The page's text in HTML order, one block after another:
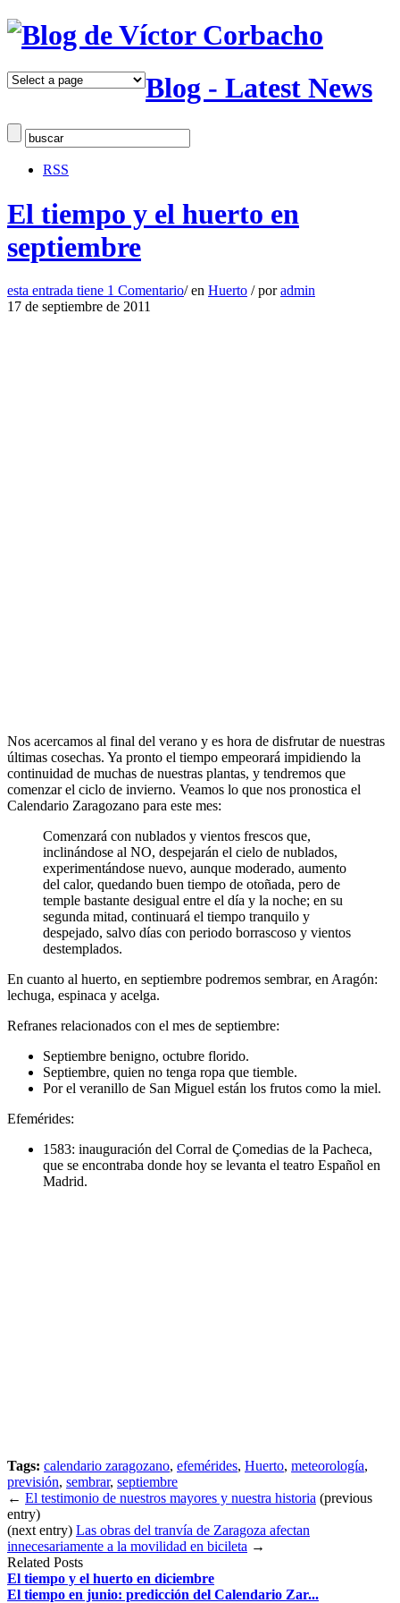
Blog - Latest News
RSS
El tiempo y el huerto en
septiembre
esta entrada tiene 1 Comentario/ en Huerto / poradmin
17 de septiembre de 2011
Nos acercamos al final del verano y es hora de disfrutar de nuestras
últimas cosechas. Ya pronto el tiempo empeorará impidiendo la
continuidad de muchas de nuestras plantas, y tendremos que
comenzar el ciclo de invierno. Veamos lo que nos pronostica el
Calendario Zaragozano para este mes:
Comenzará con nublados y vientos frescos que,
inclinándose al NO, despejarán el cielo de nublados,
experimentándose nuevo, aunque moderado, aumento
del calor, quedando buen tiempo de otoñada, pero de
temple bastante desigual entre el día y la noche; en su
segunda mitad, continuará el tiempo tranquilo y
despejado, salvo días con periodo borrascoso y vientos
destemplados.
En cuanto al huerto, en septiembre podremos sembrar, en Aragón:
lechuga, espinaca y acelga.
Refranes relacionados con el mes de septiembre:
Septiembre benigno, octubre florido.
Septiembre, quien no tenga ropa que tiemble.
Por el veranillo de San Miguel están los frutos como la miel.
Efemérides:
1583: inauguración del Corral de Çomedias de la Pacheca,
que se encontraba donde hoy se levanta el teatro Español en
Madrid.
Tags: calendario zaragozano, efemérides, Huerto, meteorología,
previsión, sembrar, septiembre
← El testimonio de nuestros mayores y nuestra historia (previous
entry)
(next entry) Las obras del tranvía de Zaragoza afectan
innecesariamente a la movilidad en bicileta →
Related Posts
El tiempo y el huerto en diciembre
El tiempo en junio: predicción del Calendario Zar...